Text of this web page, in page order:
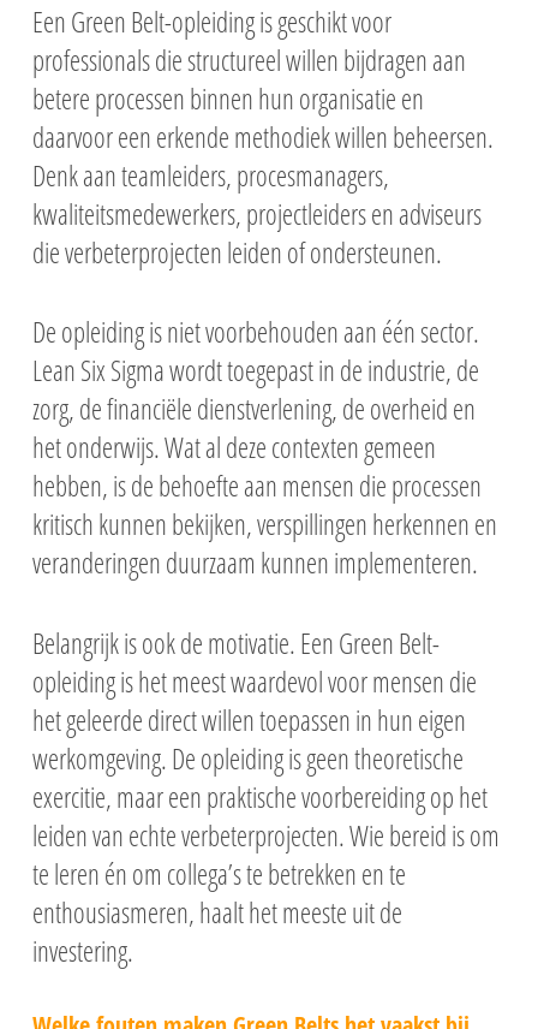
Een Green Belt-opleiding is geschikt voor
professionals die structureel willen bijdragen aan
betere processen binnen hun organisatie en
daarvoor een erkende methodiek willen beheersen.
Denk aan teamleiders, procesmanagers,
kwaliteitsmedewerkers, projectleiders en adviseurs
die verbeterprojecten leiden of ondersteunen.
De opleiding is niet voorbehouden aan één sector.
Lean Six Sigma wordt toegepast in de industrie, de
zorg, de financiële dienstverlening, de overheid en
het onderwijs. Wat al deze contexten gemeen
hebben, is de behoefte aan mensen die processen
kritisch kunnen bekijken, verspillingen herkennen en
veranderingen duurzaam kunnen implementeren.
Belangrijk is ook de motivatie. Een Green Belt-
opleiding is het meest waardevol voor mensen die
het geleerde direct willen toepassen in hun eigen
werkomgeving. De opleiding is geen theoretische
exercitie, maar een praktische voorbereiding op het
leiden van echte verbeterprojecten. Wie bereid is om
te leren én om collega’s te betrekken en te
enthousiasmeren, haalt het meeste uit de
investering.